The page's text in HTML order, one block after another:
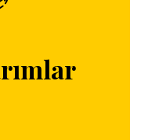
tercih ve